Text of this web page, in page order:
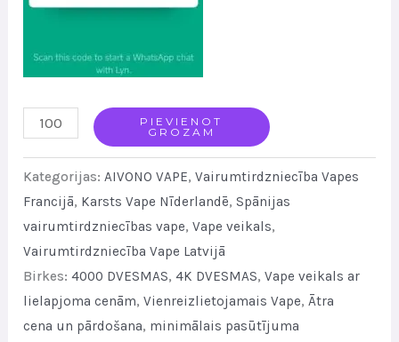
AIM
OF
AIVONO
4000
Puffs
ELUX
Wholesale
PIEVIENOT
GROZAM
Kategorijas:AIVONO VAPE,Vairumtirdzniecība Vapes
Francijā, Karsts Vape Nīderlandē,Spānijas
vairumtirdzniecības vape,Vape veikals,
Vairumtirdzniecība Vape Latvijā
Birkes:4000 DVESMAS,4K DVESMAS,Vape veikals ar
lielapjoma cenām,Vienreizlietojamais Vape,Ātra
cena un pārdošana, minimālais pasūtījuma